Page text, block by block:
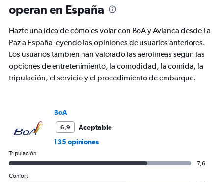
categories.
The
chart
1
Y
axis
displaying
values.
operan en España
Hazte una idea de cómo es volar con BoA y Avianca desde La
Paz a España leyendo las opiniones de usuarios anteriores.
Los usuarios también han valorado las aerolíneas según las
opciones de entretenimiento, la comodidad, la comida, la
tripulación, el servicio y el procedimiento de embarque.
BoA
6,9
Aceptable
135 opiniones
Tripulación
7,6
Confort